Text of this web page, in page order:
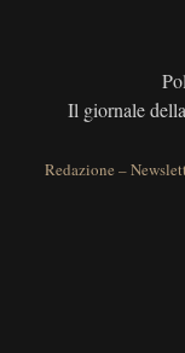
Il giornale
Redazione –